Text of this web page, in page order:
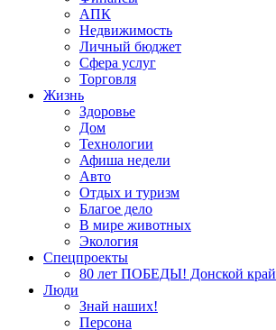
АПК
Недвижимость
Личный бюджет
Сфера услуг
Торговля
Жизнь
Здоровье
Дом
Технологии
Афиша недели
Авто
Отдых и туризм
Благое дело
В мире животных
Экология
Спецпроекты
80 лет ПОБЕДЫ! Донской край
Люди
Знай наших!
Персона